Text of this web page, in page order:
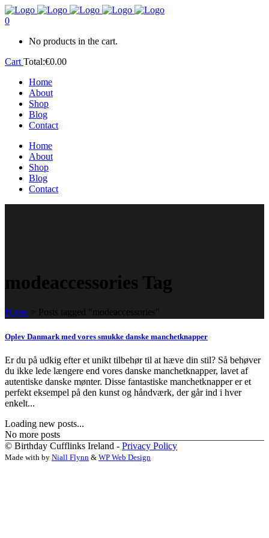
0
No products in the cart.
Cart Total:€0.00
Home
About
Shop
Blog
Contact
Home
About
Shop
Blog
Contact
modeaccessories Tag
Home > Posts tagged "modeaccessories"
Oplev Danmark med vores smukke danske manchetknapper
Er du på udkig efter et unikt tilbehør til at hæve din stil? Så behøver
du ikke lede længere end vores danske manchetknapper, lavet af
autentiske danske mønter. Disse fantastiske manchetknapper er et
perfekt eksempel på den kunst og håndværk, der går ind i hver
enkelt...
Loading new posts...
No more posts
© Birthday Cufflinks Ireland - Privacy Policy
Made with by Niall Flynn & WP Web Design